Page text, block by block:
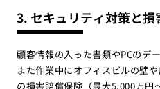
3. セキュリティ対策と損
顧客情報の入った書類やPCのデ
また作業中にオフィスビルの壁
の損害賠償保険（最大5,000万円